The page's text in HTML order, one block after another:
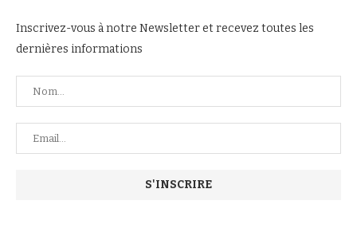
Inscrivez-vous à notre Newsletter et recevez toutes les
dernières informations